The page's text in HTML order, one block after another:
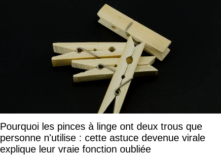
Pourquoi les pinces à linge ont deux trous que
personne n'utilise : cette astuce devenue virale
explique leur vraie fonction oubliée